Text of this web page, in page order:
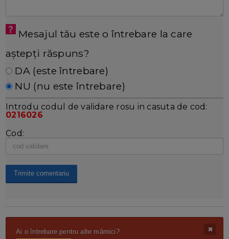
Mesajul tău este o întrebare la care
aștepți răspuns?
DA (este întrebare)
NU (nu este întrebare)
Introdu codul de validare rosu in casuta de cod:
0216026
Cod:
Ai o întrebare pentru alte mămici?